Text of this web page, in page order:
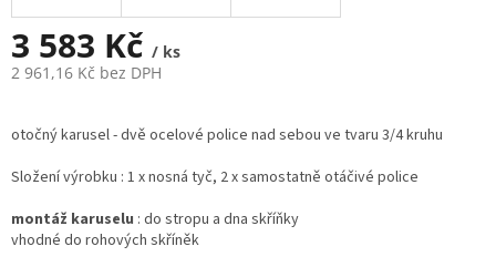
3 583 Kč / ks
2 961,16 Kč bez DPH
cena:
otočný karusel - dvě ocelové police nad sebou ve tvaru 3/4 kruhu
Složení výrobku : 1 x nosná tyč, 2 x samostatně otáčivé police
montáž karuselu : do stropu a dna skříňky
vhodné do rohových skříněk